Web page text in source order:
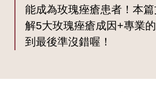
能成為玫瑰痤瘡患者！本
解5大玫瑰痤瘡成因+專業
到最後準沒錯喔！